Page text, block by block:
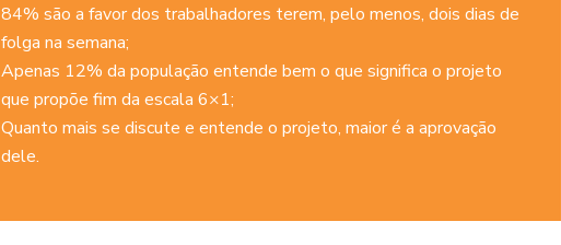
84% são a favor dos trabalhadores terem, pelo menos, dois dias de
folga na semana;
Apenas 12% da população entende bem o que significa o projeto
que propõe fim da escala 6×1;
Quanto mais se discute e entende o projeto, maior é a aprovação
dele.